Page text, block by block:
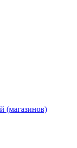
(магазинов)